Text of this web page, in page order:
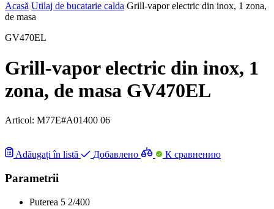
Acasă Utilaj de bucatarie calda Grill-vapor electric din inox, 1 zona,
de masa
GV470EL
Grill-vapor electric din inox, 1
zona, de masa GV470EL
Articol: M77E#A01400 06
Adăugați în listă Добавлено К сравнению
Parametrii
Puterea 5 2/400